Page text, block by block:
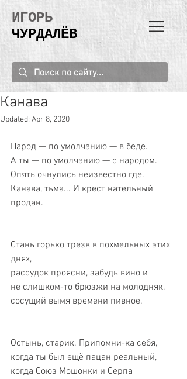
ИГОРЬ
ЧУРДАЛЁВ
Канава
Updated: Apr 8, 2020
Народ — по умолчанию — в беде.
А ты — по умолчанию — с народом.
Опять очнулись неизвестно где.
Канава, тьма... И крест нательный
продан.
Стань горько трезв в похмельных этих
днях,
рассудок проясни, забудь вино и
не слишком-то брюзжи на молодняк,
сосущий вымя времени пивное.
Остынь, старик. Припомни-ка себя,
когда ты был ещё пацан реальный,
когда Союз Мошонки и Серпа